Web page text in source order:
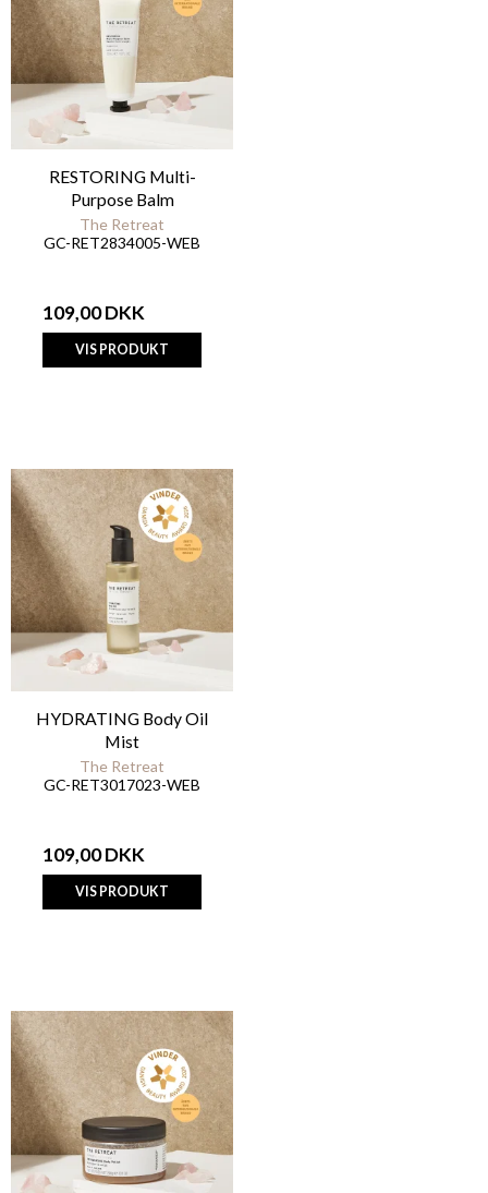
RESTORING Multi-
Purpose Balm
The Retreat
GC-RET2834005-WEB
109,00 DKK
VIS PRODUKT
HYDRATING Body Oil
Mist
The Retreat
GC-RET3017023-WEB
109,00 DKK
VIS PRODUKT